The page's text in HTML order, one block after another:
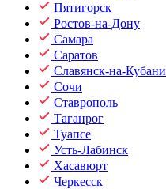
Пятигорск
Ростов-на-Дону
Самара
Саратов
Славянск-на-Кубани
Сочи
Ставрополь
Таганрог
Туапсе
Усть-Лабинск
Хасавюрт
Черкесск